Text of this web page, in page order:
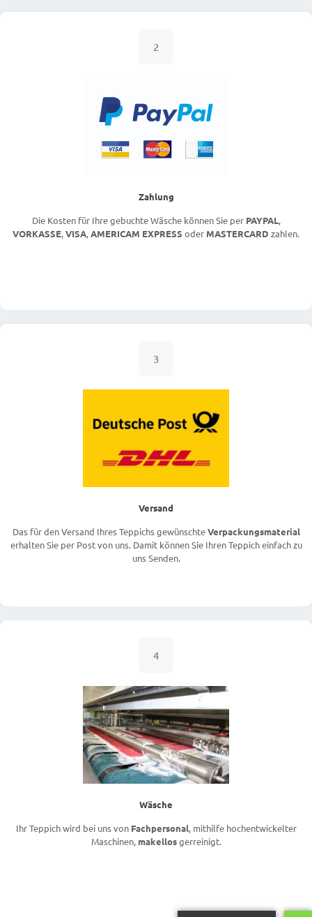
2
Zahlung
Die Kosten für Ihre gebuchte Wäsche können Sie per PAYPAL,
VORKASSE,VISA,AMERICAM EXPRESS oder MASTERCARD zahlen.
3
Versand
Das für den Versand Ihres Teppichs gewünschteVerpackungsmaterial
erhalten Sie per Post von uns. Damit können Sie Ihren Teppich einfach zu
uns Senden.
4
Wäsche
Ihr Teppich wird bei uns von Fachpersonal, mithilfe hochentwickelter
Maschinen, makellosgerreinigt.